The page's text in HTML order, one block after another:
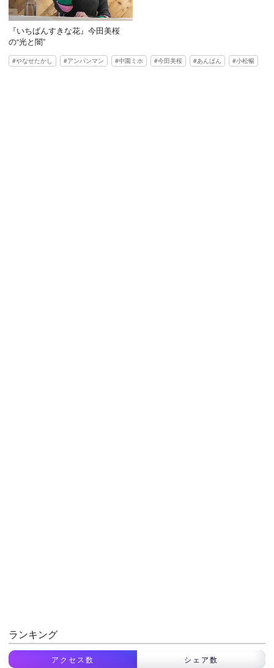
『いちばんすきな花』今田美桜
の“光と闇”
やなせたかし アンパンマン 中園ミホ 今田美桜 あんぱん 小松暢
ランキング
アクセス数 シェア数